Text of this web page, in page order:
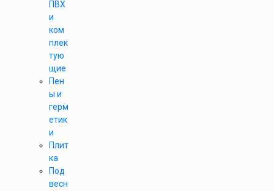
ПВХ
и
ком
плек
тую
щие
Пен
ы и
герм
етик
и
Плит
ка
Под
весн